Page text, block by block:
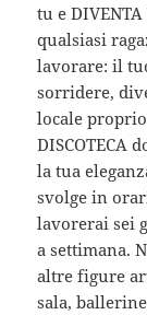
tu e
qualsiasi
lavorare: il
sorridere,
locale
DISCOTECA
la tua
svolge in
lavorerai sei
a settimana.
altre figure
sala,